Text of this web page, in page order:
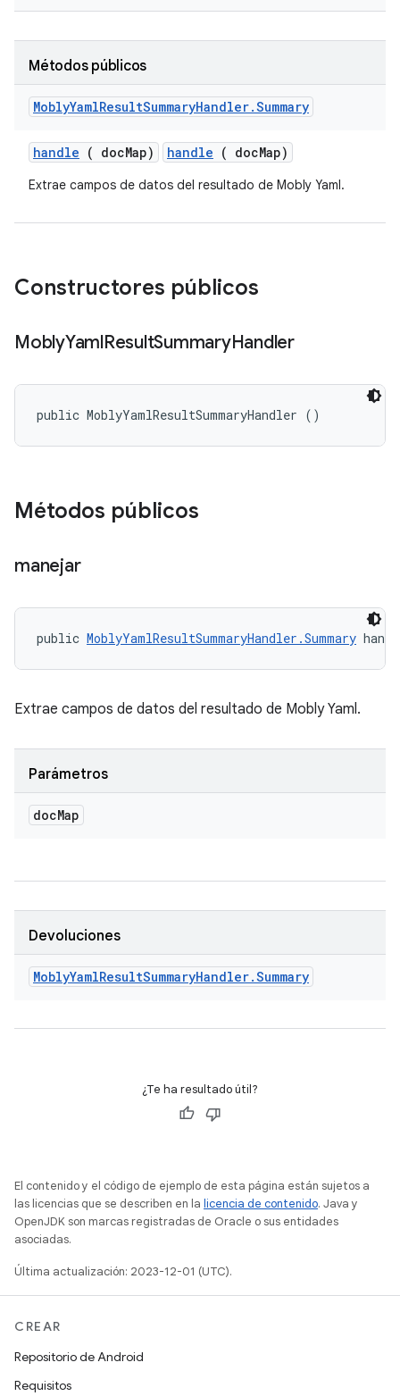
Métodos públicos
MoblyYamlResultSummaryHandler.Summary
handle ( docMap) handle ( docMap)
Extrae campos de datos del resultado de Mobly Yaml.
Constructores públicos
MoblyYamlResultSummaryHandler
public MoblyYamlResultSummaryHandler ()
Métodos públicos
manejar
public MoblyYamlResultSummaryHandler.Summary
Extrae campos de datos del resultado de Mobly Yaml.
Parámetros
docMap
Devoluciones
MoblyYamlResultSummaryHandler.Summary
¿Te ha resultado útil?
El contenido y el código de ejemplo de esta página están sujetos a
las licencias que se describen en la licencia de contenido. Java y
OpenJDK son marcas registradas de Oracle o sus entidades
asociadas.
Última actualización: 2023-12-01 (UTC).
CREAR
Repositorio de Android
Requisitos